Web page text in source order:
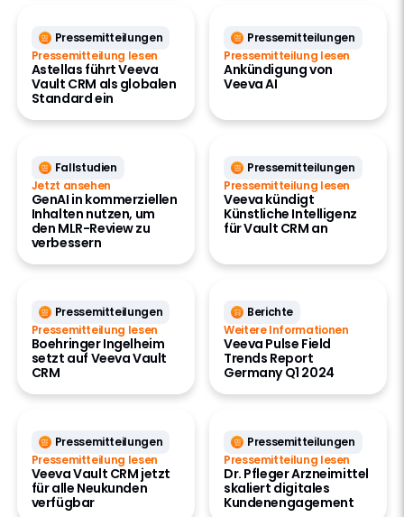
Pressemitteilungen
Pressemitteilung lesen
Astellas führt Veeva
Vault CRM als globalen
Standard ein
Pressemitteilungen
Pressemitteilung lesen
Ankündigung von
Veeva AI
Fallstudien
Jetzt ansehen
GenAI in kommerziellen
Inhalten nutzen, um
den MLR-Review zu
verbessern
Pressemitteilungen
Pressemitteilung lesen
Veeva kündigt
Künstliche Intelligenz
für Vault CRM an
Pressemitteilungen
Pressemitteilung lesen
Boehringer Ingelheim
setzt auf Veeva Vault
CRM
Berichte
Weitere Informationen
Veeva Pulse Field
Trends Report
Germany Q1 2024
Pressemitteilungen
Pressemitteilung lesen
Veeva Vault CRM jetzt
für alle Neukunden
verfügbar
Pressemitteilungen
Pressemitteilung lesen
Dr. Pfleger Arzneimittel
skaliert digitales
Kundenengagement